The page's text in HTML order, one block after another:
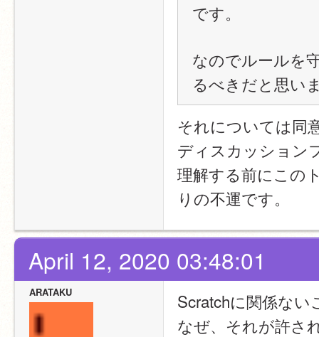
です。
なのでルールを
るべきだと思い
それについては同
ディスカッション
理解する前にこの
りの不運です。
April 12, 2020 03:48:01
ARATAKU
Scratchに関係な
なぜ、それが許さ